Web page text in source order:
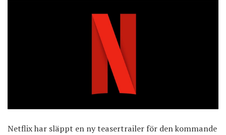
Netflix har släppt en ny teasertrailer för den kommande